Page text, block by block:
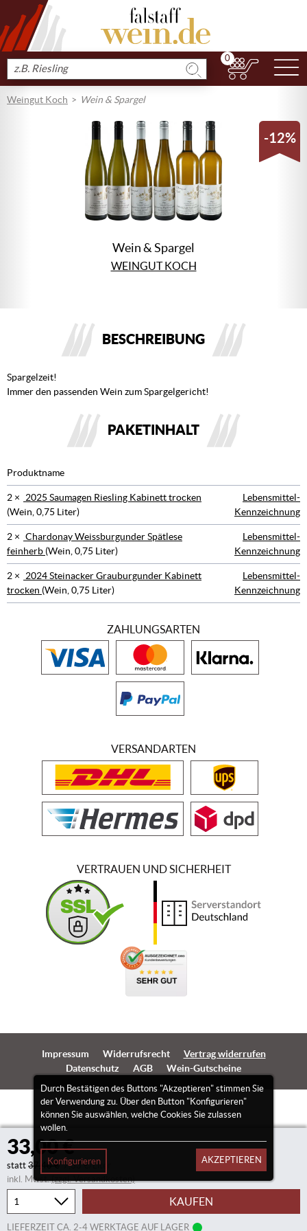
Produkt
suchen
0
Weingut Koch Wein & Spargel
-12%
Wein & Spargel
WEINGUT KOCH
33,00 €
statt 37,40 € 7,33 €/Liter
inkl. Mwst.(zzgl. Versandkosten)
KAUFEN
LIEFERZEIT CA. 2-4 WERKTAGE AUF LAGER
BESCHREIBUNG
Spargelzeit!
Immer den passenden Wein zum Spargelgericht!
PAKETINHALT
Produktname
2 ×
2025 Saumagen Riesling Kabinett trocken
(Wein, 0,75 Liter)
Lebensmittel-
Kennzeichnung
2 × Chardonay Weissburgunder Spätlese
feinherb (Wein, 0,75 Liter)
Lebensmittel-
Kennzeichnung
2 ×
2024 Steinacker Grauburgunder Kabinett
trocken (Wein, 0,75 Liter)
Lebensmittel-
Kennzeichnung
Durch Bestätigen des Buttons "Akzeptieren" stimmen Sie
der Verwendung zu. Über den Button "Konfigurieren"
können Sie auswählen, welche Cookies Sie zulassen
wollen.
Konfigurieren AKZEPTIEREN
ZAHLUNGSARTEN
VERSANDARTEN
VERTRAUEN UND SICHERHEIT
Impressum Widerrufsrecht
Vertrag widerrufen
Datenschutz
AGB Wein-Gutscheine